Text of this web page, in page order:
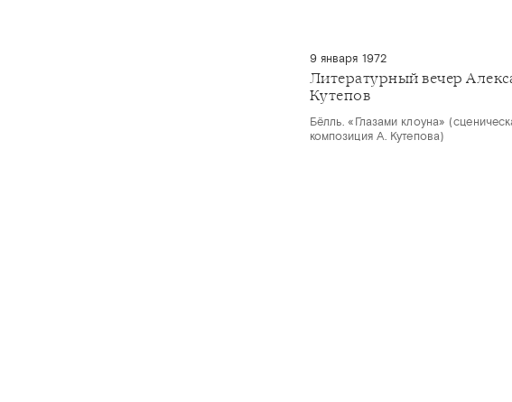
9 января 1972
Литературный вечер
Кутепов
Бёлль. «Глазами клоуна»
композиция А. Кутепова)